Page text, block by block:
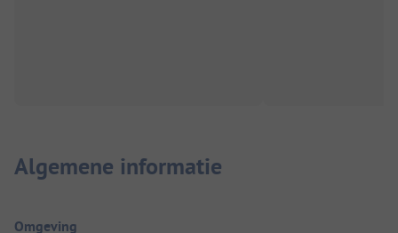
Algemene informatie
Omgeving